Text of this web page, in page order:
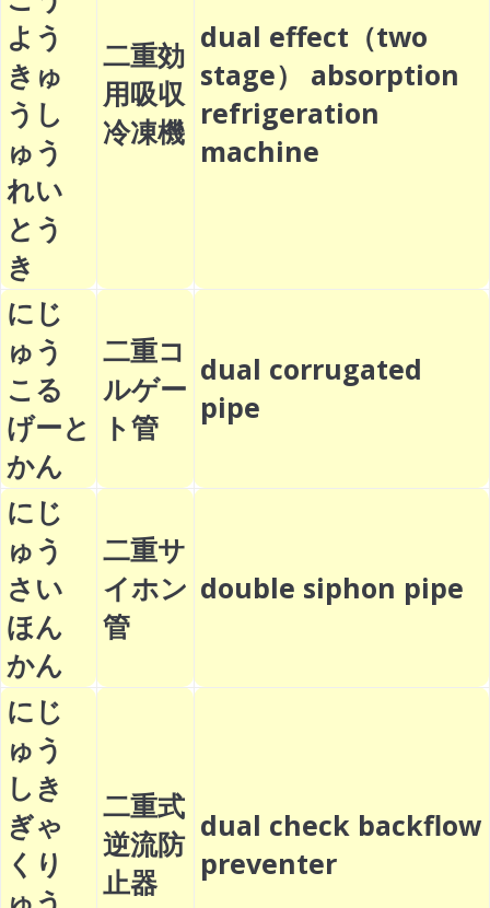
よう
きゅ
うし
ゅう
れい
とう
き
二重効
用吸収
冷凍機
dual effect（two
stage） absorption
refrigeration
machine
にじ
ゅう
こる
げーと
かん
二重コ
ルゲー
ト管
dual corrugated
pipe
にじ
ゅう
さい
ほん
かん
二重サ
イホン
管
double siphon pipe
にじ
ゅう
しき
ぎゃ
くり
二重式
逆流防
止器
dual check backflow
preventer